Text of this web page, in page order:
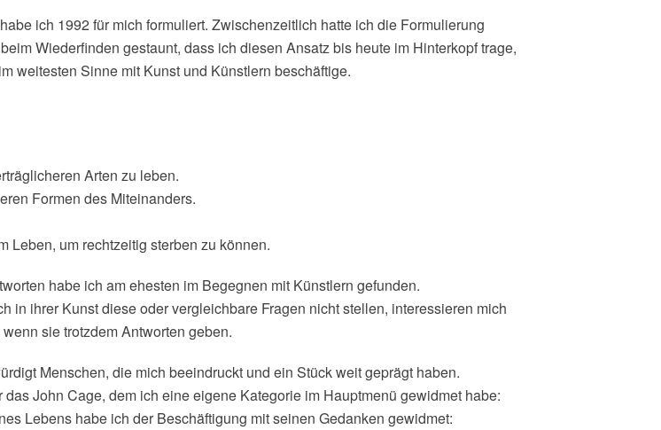
ich 1992 für mich formuliert. Zwischenzeitlich hatte ich die Formulierung
Wiederfinden gestaunt, dass ich diesen Ansatz bis heute im Hinterkopf trage,
weitesten Sinne mit Kunst und Künstlern beschäftige.
Arten zu leben.
Formen des Miteinanders.
Leben, um rechtzeitig sterben zu können.
habe ich am ehesten im Begegnen mit Künstlern gefunden.
in ihrer Kunst diese oder vergleichbare Fragen nicht stellen, interessieren mich
sie trotzdem Antworten geben.
Menschen, die mich beeindruckt und ein Stück weit geprägt haben.
das John Cage, dem ich eine eigene Kategorie im Hauptmenü gewidmet habe:
Lebens habe ich der Beschäftigung mit seinen Gedanken gewidmet: